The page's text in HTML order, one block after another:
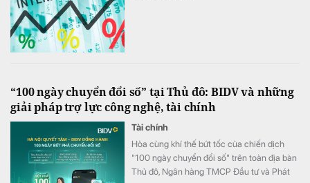
“100 ngày chuyển đổi số” tại Thủ đô: BIDV và những
giải pháp trợ lực công nghệ, tài chính
Tài chính
Hòa cùng khí thế bứt tốc của chiến dịch
"100 ngày chuyển đổi số" trên toàn địa bàn
Thủ đô, Ngân hàng TMCP Đầu tư và Phát